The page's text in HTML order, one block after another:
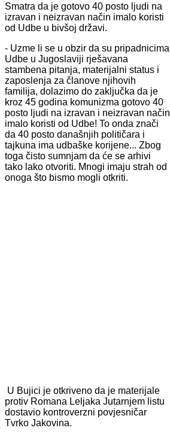
Smatra da je gotovo 40 posto ljudi na
izravan i neizravan način imalo koristi
od Udbe u bivšoj državi.
- Uzme li se u obzir da su pripadnicima
Udbe u Jugoslaviji rješavana
stambena pitanja, materijalni status i
zaposlenja za članove njihovih
familija, dolazimo do zaključka da je
kroz 45 godina komunizma gotovo 40
posto ljudi na izravan i neizravan način
imalo koristi od Udbe! To onda znači
da 40 posto današnjih političara i
tajkuna ima udbaške korijene... Zbog
toga čisto sumnjam da će se arhivi
tako lako otvoriti. Mnogi imaju strah od
onoga što bismo mogli otkriti.
U Bujici je otkriveno da je materijale
protiv Romana Leljaka Jutarnjem listu
dostavio kontroverzni povjesničar
Tvrko Jakovina.